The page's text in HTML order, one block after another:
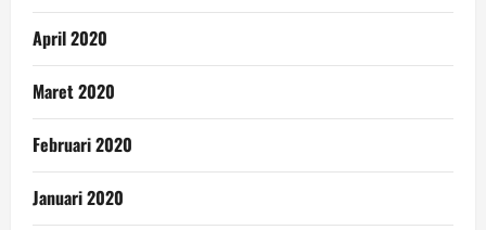
April 2020
Maret 2020
Februari 2020
Januari 2020